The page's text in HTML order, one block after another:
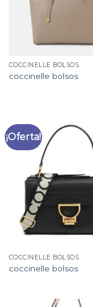
COCCINELLE BOLSOS
coccinelle bolsos
¡Oferta!
COCCINELLE BOLSOS
coccinelle bolsos